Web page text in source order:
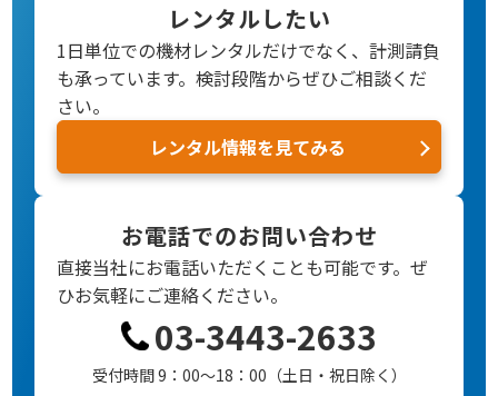
レンタルしたい
1日単位での機材レンタルだけでなく、計測請負
も承っています。検討段階からぜひご相談くだ
さい。
レンタル情報を見てみる
お電話でのお問い合わせ
直接当社にお電話いただくことも可能です。ぜ
ひお気軽にご連絡ください。
03-3443-2633
受付時間 9：00～18：00（土日・祝日除く）